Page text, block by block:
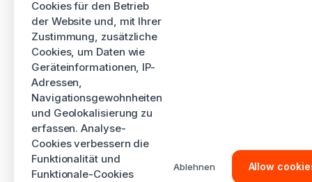
Cookies für den Betrieb
der Website und, mit Ihrer
Zustimmung, zusätzliche
Cookies, um Daten wie
Geräteinformationen, IP-
Adressen,
Navigationsgewohnheiten
und Geolokalisierung zu
erfassen. Analyse-
Cookies verbessern die
Funktionalität und
Funktionale-Cookies
Ablehnen Allow